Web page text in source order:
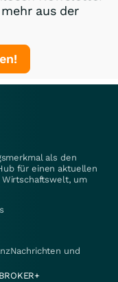
aus der
als den
für einen aktuellen
um
und